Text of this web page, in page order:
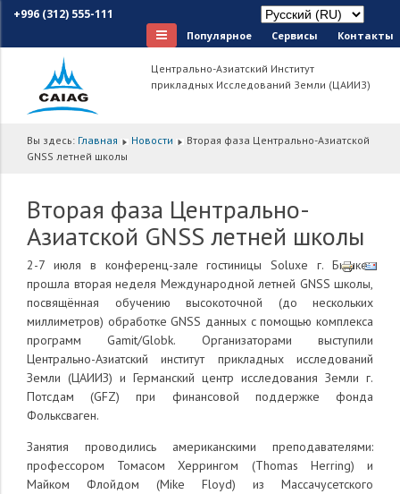
+996 (312) 555-111
Популярное Сервисы Контакты
Центрально-Азиатский Институт
прикладных Исследований Земли (ЦАИИЗ)
Вы здесь: Главная Новости
Вторая фаза Центрально-Азиатской
GNSS летней школы
Вторая фаза Центрально-
Азиатской GNSS летней школы
2-7 июля в конференц-зале гостиницы Soluxe г. Бишкек
прошла вторая неделя Международной летней GNSS школы,
посвящённая обучению высокоточной (до нескольких
миллиметров) обработке GNSS данных с помощью комплекса
программ Gamit/Globk. Организаторами выступили
Центрально-Азиатский институт прикладных исследований
Земли (ЦАИИЗ) и Германский центр исследования Земли г.
Потсдам (GFZ) при финансовой поддержке фонда
Фольксваген.
Занятия проводились американскими преподавателями:
профессором Томасом Херрингом (Thomas Herring) и
Майком Флойдом (Mike Floyd) из Массачусетского